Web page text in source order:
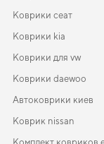
Коврики сеат
Коврики kia
Коврики для vw
Коврики daewoo
Автоковрики киев
Коврик nissan